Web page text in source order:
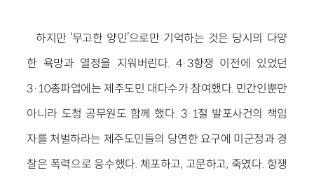
하지만 ‘무고한 양민’으로만 기억하는 것은 당시의 다양
한 욕망과 열정을 지워버린다. 4·3항쟁 이전에 있었던
3·10총파업에는 제주도민 대다수가 참여했다. 민간인뿐만
아니라 도청 공무원도 함께 했다. 3·1절 발포사건의 책임
자를 처벌하라는 제주도민들의 당연한 요구에 미군정과 경
찰은 폭력으로 응수했다. 체포하고, 고문하고, 죽였다. 항쟁